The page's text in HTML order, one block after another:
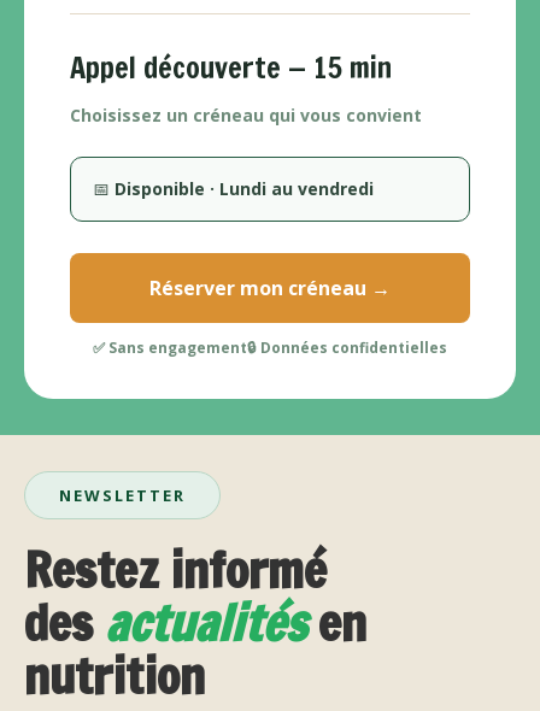
Appel découverte — 15 min
Choisissez un créneau qui vous convient
📅 Disponible · Lundi au vendredi
Réserver mon créneau →
✅ Sans engagement🔒 Données confidentielles
NEWSLETTER
Restez informé
desactualitésen
nutrition